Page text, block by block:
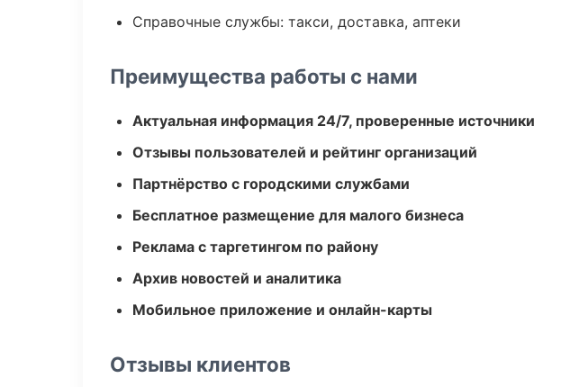
Справочные службы: такси, доставка, аптеки
Преимущества работы с нами
Актуальная информация 24/7, проверенные источники
Отзывы пользователей и рейтинг организаций
Партнёрство с городскими службами
Бесплатное размещение для малого бизнеса
Реклама с таргетингом по району
Архив новостей и аналитика
Мобильное приложение и онлайн-карты
Отзывы клиентов